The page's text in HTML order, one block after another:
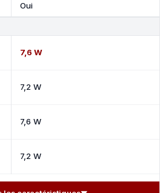
Oui
7,6 W
7,2 W
7,6 W
7,2 W